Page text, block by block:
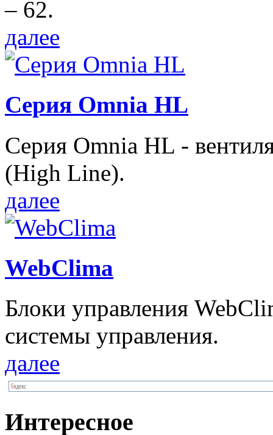
– 62.
далее
Серия Omnia HL
Серия Omnia HL -
(High Line).
далее
WebClima
Блоки упрaвлeния
системы управления.
далее
Интересное